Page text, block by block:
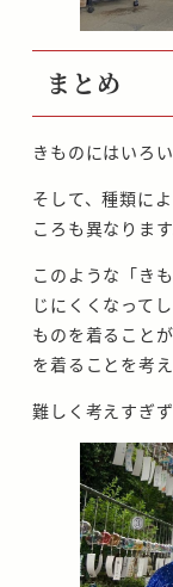
まとめ
きものにはいろ
そして、種類に
ころも異なります
このような「き
じにくくなって
ものを着ること
を着ることを考
難しく考えすぎ